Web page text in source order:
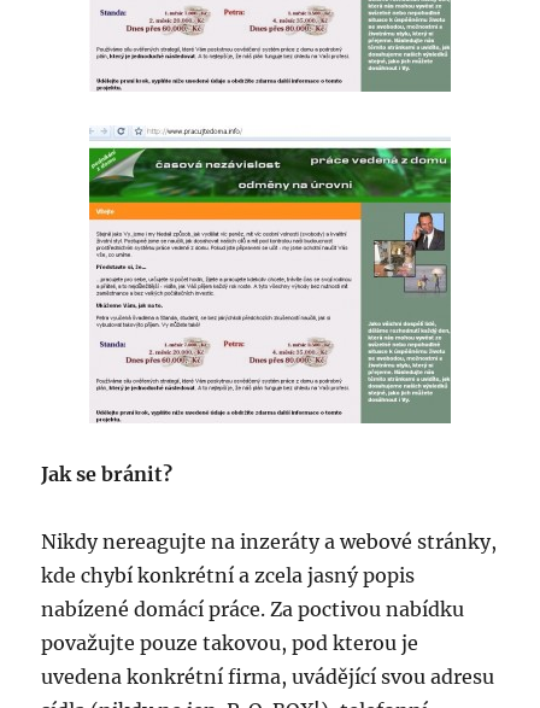
Jak se bránit?
Nikdy nereagujte na inzeráty a webové stránky,
kde chybí konkrétní a zcela jasný popis
nabízené domácí práce. Za poctivou nabídku
považujte pouze takovou, pod kterou je
uvedena konkrétní firma, uvádějící svou adresu